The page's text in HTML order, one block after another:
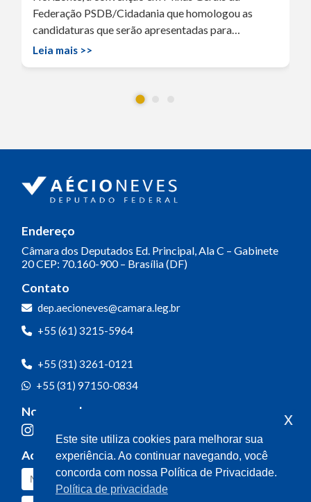
Federação PSDB/Cidadania que homologou as
candidaturas que serão apresentadas para…
Leia mais >>
Endereço
Câmara dos Deputados Ed. Principal, Ala C – Gabinete
20CEP: 70.160-900 – Brasília (DF)
Contato
dep.aecioneves@camara.leg.br
+55 (61) 3215-5964
+55 (31) 3261-0121
+55 (31) 97150-0834
Nossas redes
Acompanhe o meu mandato
Este site utiliza cookies para melhorar sua
experiência. Ao continuar navegando, você
concorda com nossa Política de Privacidade.
Política de privacidade
x